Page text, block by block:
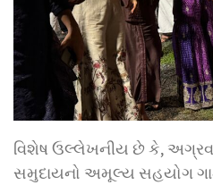
વિશેષ ઉલ્લેખનીય છે કે,
સમુદાયનો અમૂલ્ય સહયોગ